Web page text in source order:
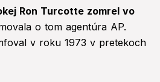
Ron Turcotte zomrel vo
o tom agentúra AP.
v roku 1973 v pretekoch